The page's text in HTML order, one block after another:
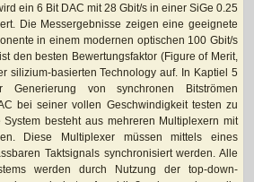
ein 6 Bit DAC mit 28 Gbit/s in einer SiGe 0.25
Die Messergebnisse zeigen eine geeignete
in einem modernen optischen 100 Gbit/s
den besten Bewertungsfaktor (Figure of Merit,
silizium-basierten Technology auf. In Kaptiel 5
von synchronen Bitströmen
bei seiner vollen Geschwindigkeit testen zu
besteht aus mehreren Multiplexern mit
Diese Multiplexer müssen mittels eines
Taktsignals synchronisiert werden. Alle
werden durch Nutzung der top-down-